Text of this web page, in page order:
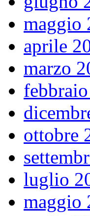
maggio
aprile
marzo
ottobre
luglio
maggio